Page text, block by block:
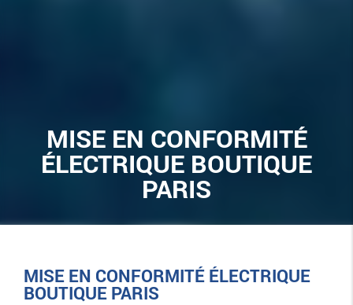
MISE EN CONFORMITÉ
ÉLECTRIQUE BOUTIQUE
PARIS
MISE EN CONFORMITÉ ÉLECTRIQUE
BOUTIQUE PARIS